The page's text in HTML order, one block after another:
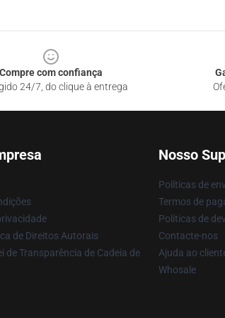
Compre com confiança
24/7, do clique à entrega
de Direitos Autorais
de Transparência de Cadeia de
Nosso
Políticas de
Termos de
Políticas de
Contacte-nos
Ajuda ao
Whosale